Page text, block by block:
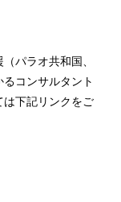
パラオ共和国、
コンサルタント
は下記リンクをご